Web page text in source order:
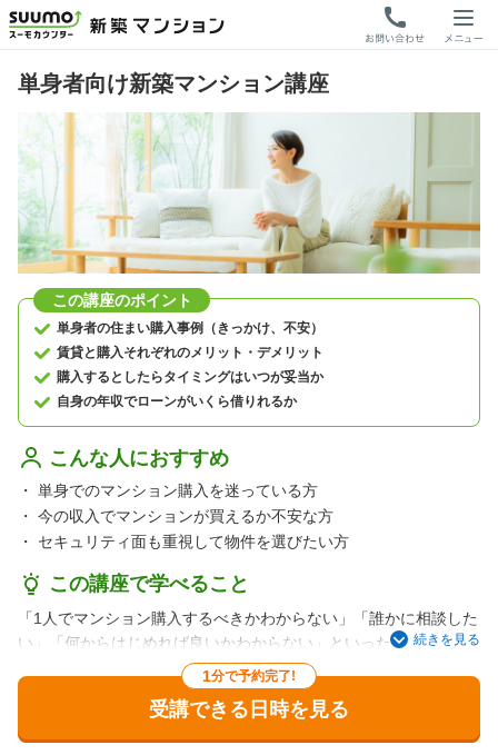
単身者向け新築マンション講座
この講座のポイント
単身者の住まい購入事例（きっかけ、不安）
賃貸と購入それぞれのメリット・デメリット
購入するとしたらタイミングはいつが妥当か
自身の年収でローンがいくら借りれるか
こんな人におすすめ
・ 単身でのマンション購入を迷っている方
・ 今の収入でマンションが買えるか不安な方
・
セキュリティ面も重視して物件を選びたい方
この講座で学べること
「1人でマンション購入するべきかわからない」「誰かに相談した
い」「何からはじめれば良いかわからない」といった漠然とした
不安にお応えして、単身者が新築マンション購入を検討する際の
ポイントをお伝えしながら、資金シミュレーションなども行って
これから将来のお住まい探しをスタートされる方にオススメで
続きを見る
1分で予約完了!
受講できる日時を見る